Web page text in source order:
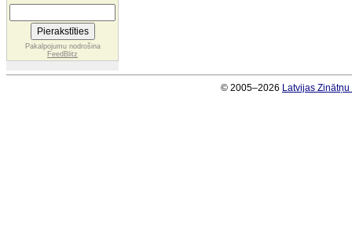
Pakalpojumu nodrošina
FeedBlitz
© 2005–2026 Latvijas